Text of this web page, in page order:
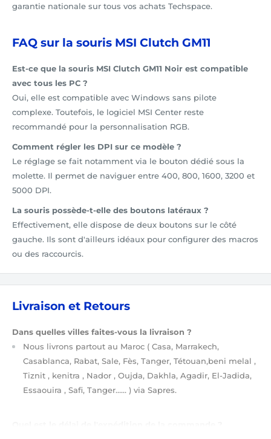
garantie nationale sur tous vos achats Techspace.
FAQ sur la souris MSI Clutch GM11
Est-ce que la souris MSI Clutch GM11 Noir est compatible
avec tous les PC ?
Oui, elle est compatible avec Windows sans pilote
complexe. Toutefois, le logiciel MSI Center reste
recommandé pour la personnalisation RGB.
Comment régler les DPI sur ce modèle ?
Le réglage se fait notamment via le bouton dédié sous la
molette. Il permet de naviguer entre 400, 800, 1600, 3200 et
5000 DPI.
La souris possède-t-elle des boutons latéraux ?
Effectivement, elle dispose de deux boutons sur le côté
gauche. Ils sont d'ailleurs idéaux pour configurer des macros
ou des raccourcis.
Livraison et Retours
Dans quelles villes faites-vous la livraison ?
Nous livrons partout au Maroc ( Casa, Marrakech,
Casablanca, Rabat, Sale, Fès, Tanger, Tétouan,beni melal ,
Tiznit , kenitra , Nador , Oujda, Dakhla, Agadir, El-Jadida,
Essaouira , Safi, Tanger…… ) via Sapres.